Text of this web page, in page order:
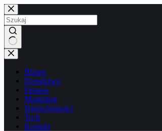
Przejdź
do
treści
Brak
wyników
Biznes
Doradztwo
Finanse
Marketing
Nieruchomości
Tech
Kontakt